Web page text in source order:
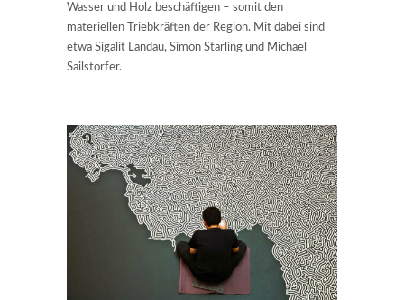
Wasser und Holz beschäftigen – somit den
materiellen Triebkräften der Region. Mit dabei sind
etwa Sigalit Landau, Simon Starling und Michael
Sailstorfer.